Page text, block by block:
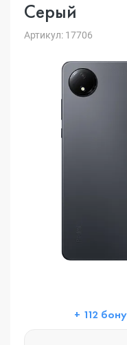
Серый
Артикул: 17706
+ 112